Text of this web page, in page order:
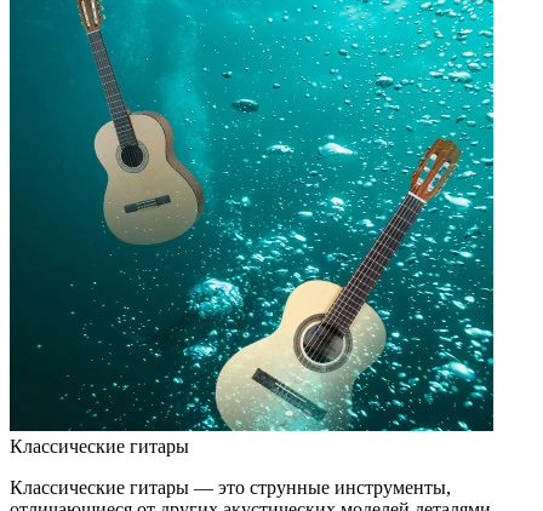
Классические гитары
Классические гитары — это струнные инструменты,